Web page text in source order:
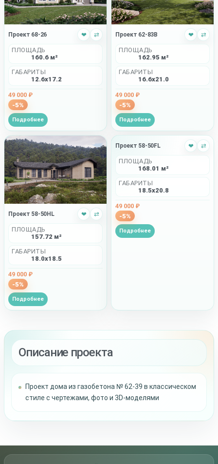
Проект 68-26 ❤ ⇄
ПЛОЩАДЬ
160.6 м²
ГАБАРИТЫ
12.6x17.2
49 000 ₽
-5%
Подробнее
Проект 62-83B ❤ ⇄
ПЛОЩАДЬ
162.95 м²
ГАБАРИТЫ
16.6x21.0
49 000 ₽
-5%
Подробнее
Проект 58-50HL ❤ ⇄
ПЛОЩАДЬ
157.72 м²
ГАБАРИТЫ
18.0x18.5
49 000 ₽
-5%
Подробнее
Проект 58-50FL ❤ ⇄
ПЛОЩАДЬ
168.01 м²
ГАБАРИТЫ
18.5x20.8
49 000 ₽
-5%
Подробнее
Описание проекта
Проект дома из газобетона № 62-39 в классическом
стиле с чертежами, фото и 3D-моделями